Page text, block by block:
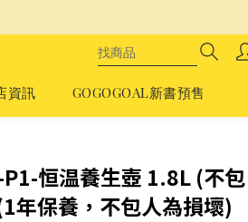
資訊 GOGOGOAL新書預售
恒温養生壺 1.8L (不包
年保養，不包人為損壞)